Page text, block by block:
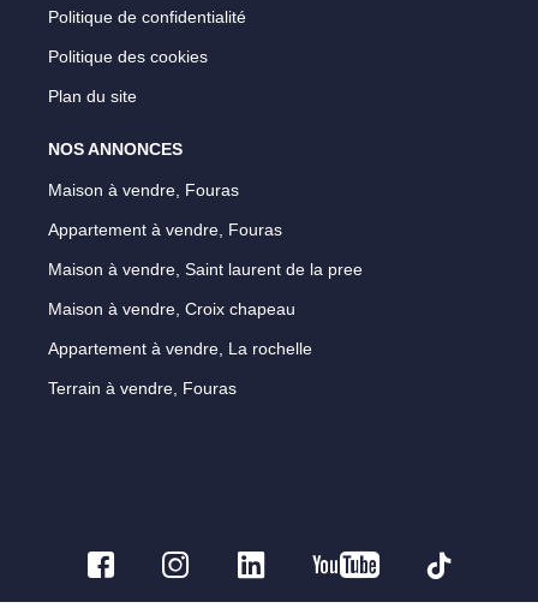
Politique de confidentialité
Politique des cookies
Plan du site
NOS ANNONCES
Maison à vendre, Fouras
Appartement à vendre, Fouras
Maison à vendre, Saint laurent de la pree
Maison à vendre, Croix chapeau
Appartement à vendre, La rochelle
Terrain à vendre, Fouras